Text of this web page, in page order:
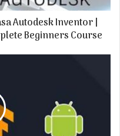
Autodesk Inventor |
Beginners Course